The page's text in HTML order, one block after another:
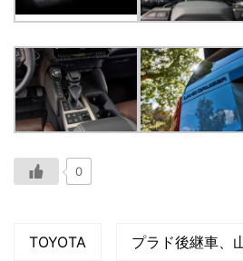
0
TOYOTA プラド後継車、